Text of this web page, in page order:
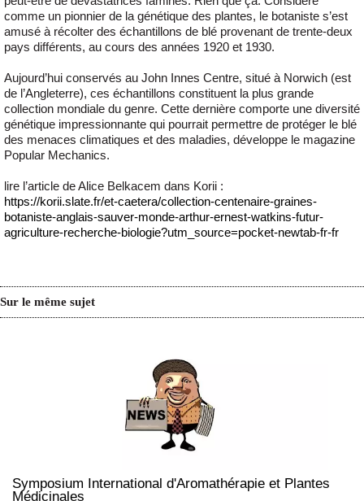
comme un pionnier de la génétique des plantes, le botaniste s’est
amusé à récolter des échantillons de blé provenant de trente-deux
pays différents, au cours des années 1920 et 1930.
Aujourd’hui conservés au John Innes Centre, situé à Norwich (est
de l’Angleterre), ces échantillons constituent la plus grande
collection mondiale du genre. Cette dernière comporte une diversité
génétique impressionnante qui pourrait permettre de protéger le blé
des menaces climatiques et des maladies, développe le magazine
Popular Mechanics.
lire l’article de Alice Belkacem dans Korii :
https://korii.slate.fr/et-caetera/collection-centenaire-graines-
botaniste-anglais-sauver-monde-arthur-ernest-watkins-futur-
agriculture-recherche-biologie?utm_source=pocket-newtab-fr-fr
Sur le même sujet
Symposium International d'Aromathérapie et Plantes
Médicinales